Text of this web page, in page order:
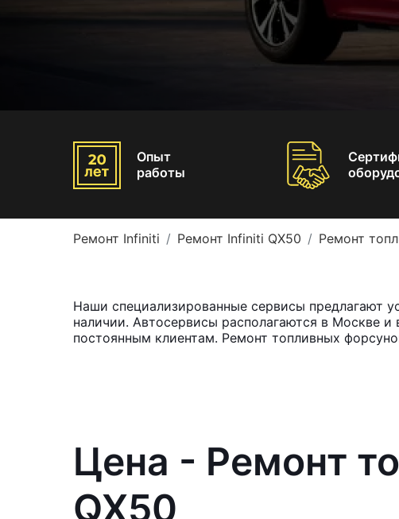
Опыт
работы
Ремонт Infiniti Ремонт Infiniti QX50 Ремонт
Наши специализированные сервисы предлагают
наличии. Автосервисы располагаются в Москве
постоянным клиентам. Ремонт топливных
Цена - Ремонт
QX50